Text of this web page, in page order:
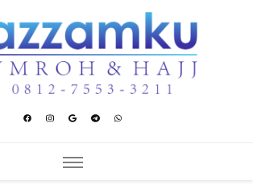
Umroh dan Hajj